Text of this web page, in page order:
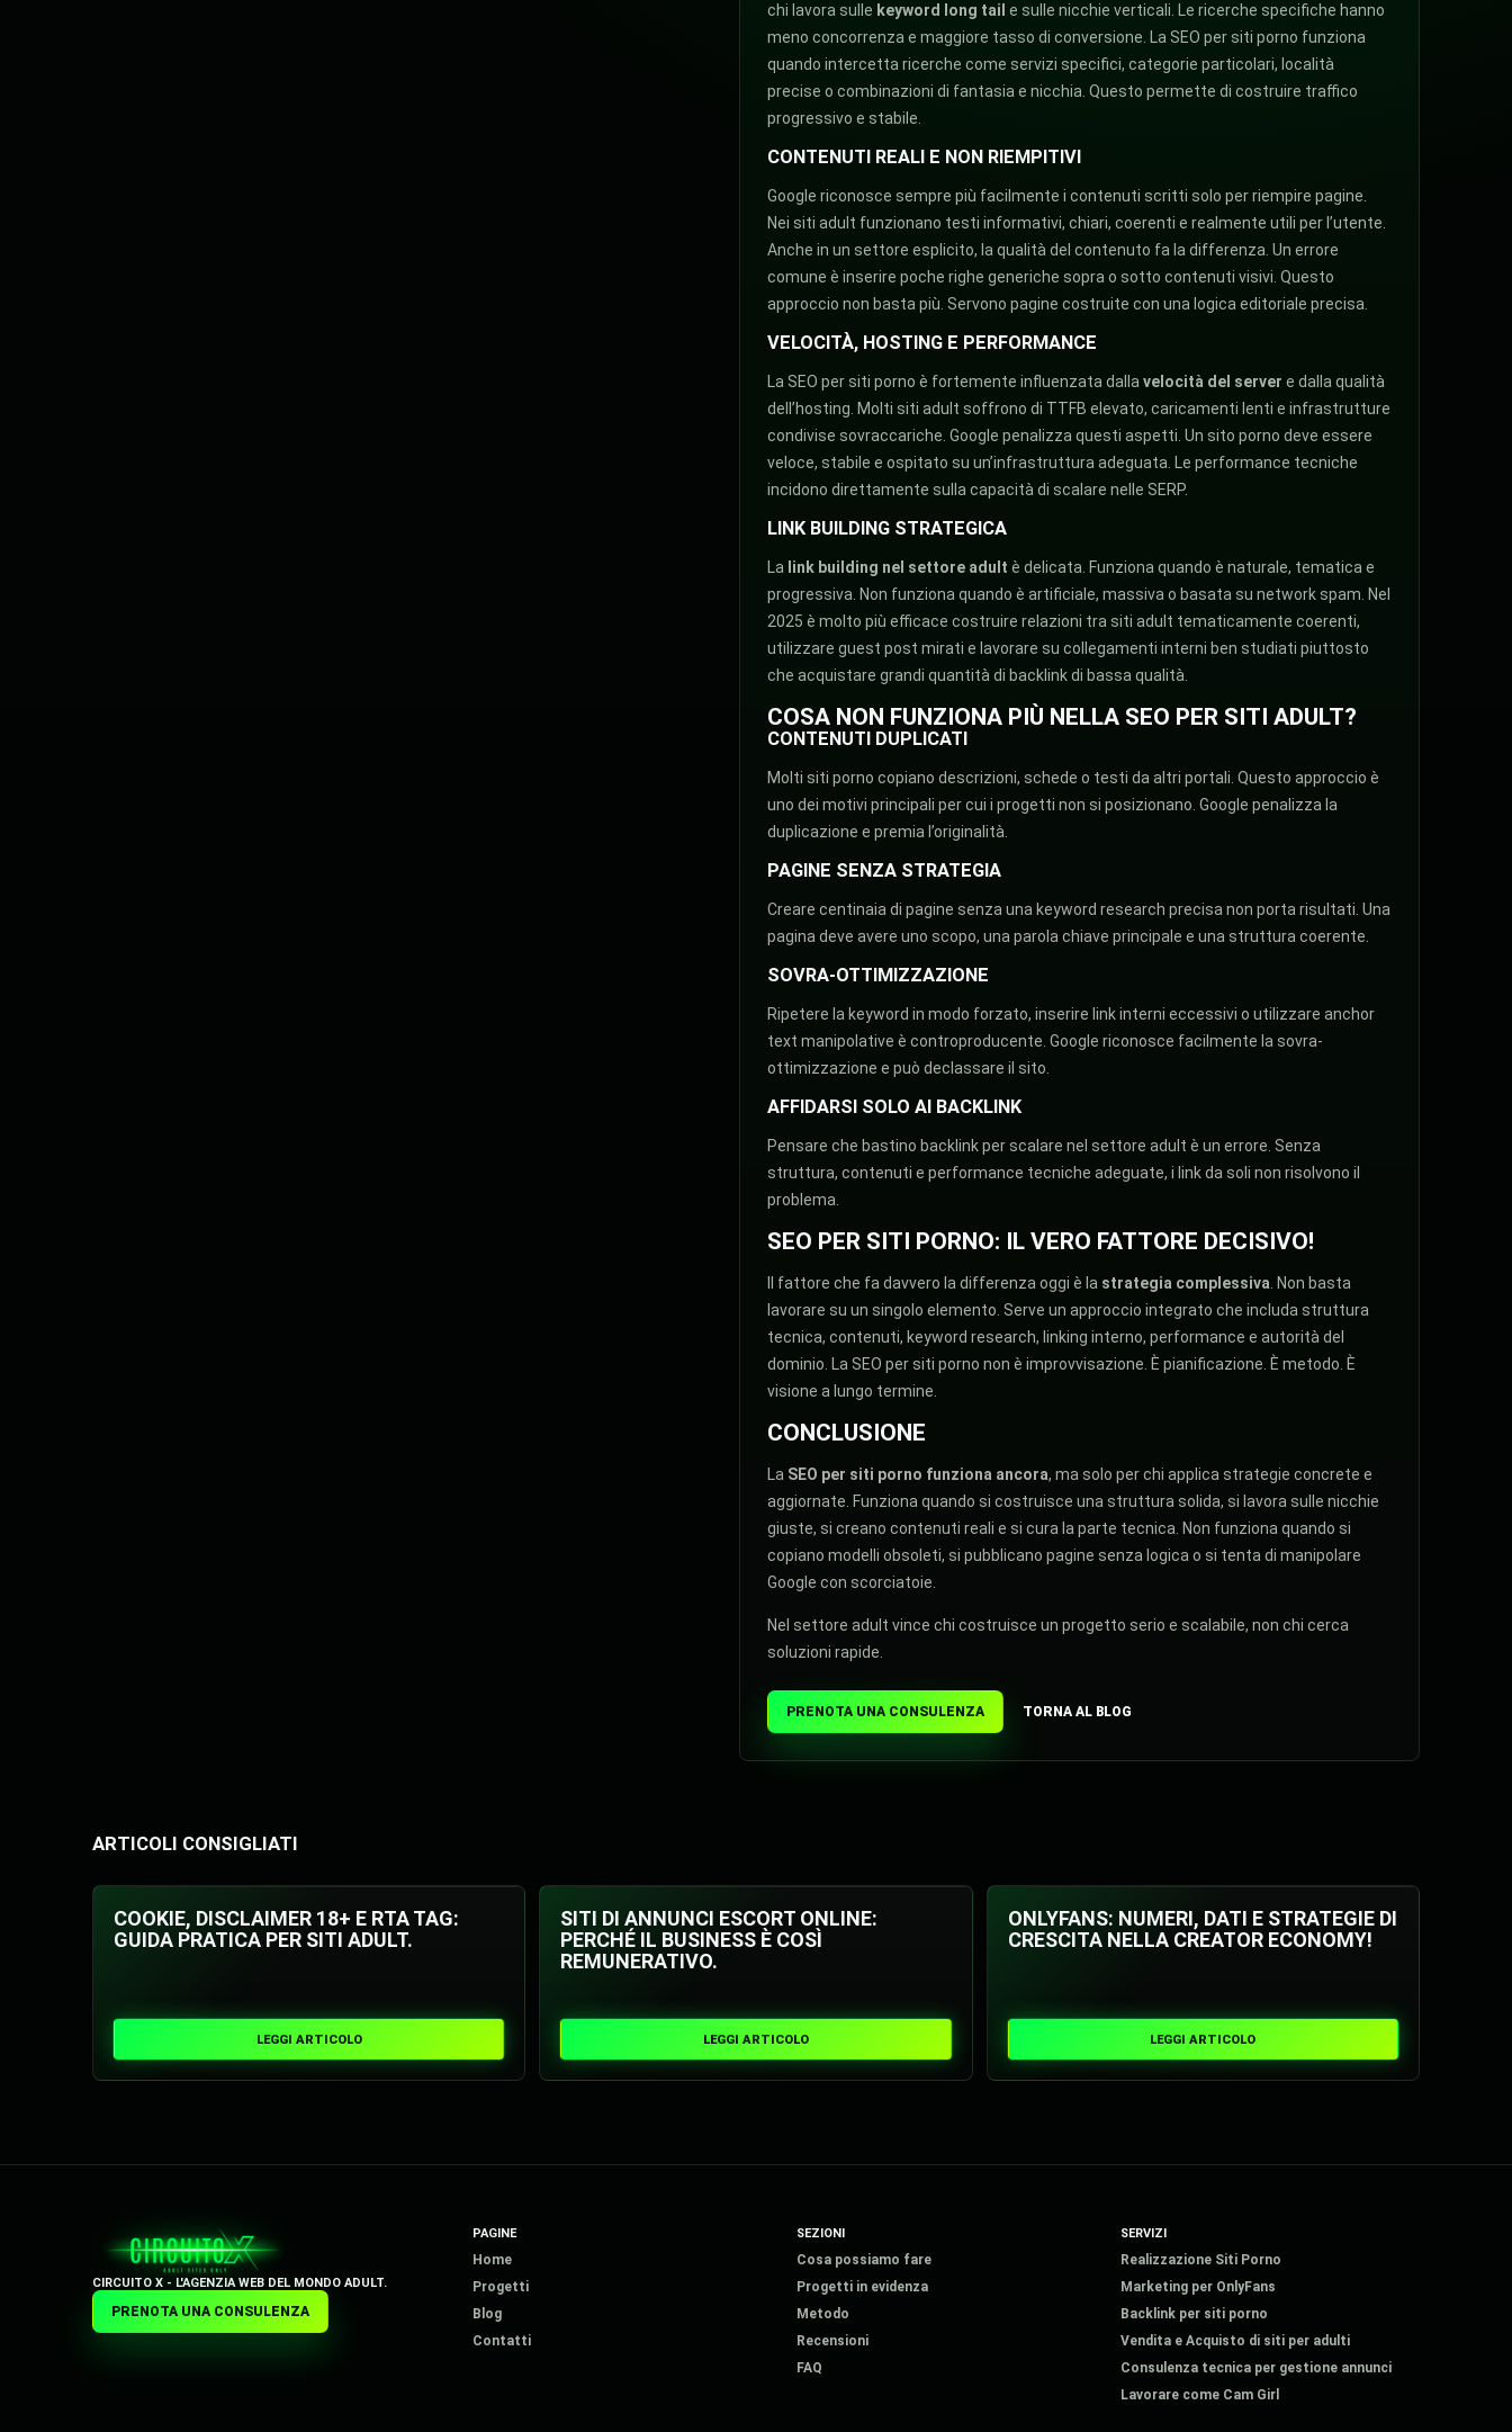
chi lavora sulle keyword long tail e sulle nicchie verticali. Le ricerche specifiche hanno
meno concorrenza e maggiore tasso di conversione. La SEO per siti porno funziona
quando intercetta ricerche come servizi specifici, categorie particolari, località
precise o combinazioni di fantasia e nicchia. Questo permette di costruire traffico
progressivo e stabile.
CONTENUTI REALI E NON RIEMPITIVI
Google riconosce sempre più facilmente i contenuti scritti solo per riempire pagine.
Nei siti adult funzionano testi informativi, chiari, coerenti e realmente utili per l’utente.
Anche in un settore esplicito, la qualità del contenuto fa la differenza. Un errore
comune è inserire poche righe generiche sopra o sotto contenuti visivi. Questo
approccio non basta più. Servono pagine costruite con una logica editoriale precisa.
VELOCITÀ, HOSTING E PERFORMANCE
La SEO per siti porno è fortemente influenzata dallavelocità del server e dalla qualità
dell’hosting. Molti siti adult soffrono di TTFB elevato, caricamenti lenti e infrastrutture
condivise sovraccariche. Google penalizza questi aspetti. Un sito porno deve essere
veloce, stabile e ospitato su un’infrastruttura adeguata. Le performance tecniche
incidono direttamente sulla capacità di scalare nelle SERP.
LINK BUILDING STRATEGICA
La link building nel settore adult è delicata. Funziona quando è naturale, tematica e
progressiva. Non funziona quando è artificiale, massiva o basata su network spam. Nel
2025 è molto più efficace costruire relazioni tra siti adult tematicamente coerenti,
utilizzare guest post mirati e lavorare su collegamenti interni ben studiati piuttosto
che acquistare grandi quantità di backlink di bassa qualità.
COSA NON FUNZIONA PIÙ NELLA SEO PER SITI ADULT?
CONTENUTI DUPLICATI
Molti siti porno copiano descrizioni, schede o testi da altri portali. Questo approccio è
uno dei motivi principali per cui i progetti non si posizionano. Google penalizza la
duplicazione e premia l’originalità.
PAGINE SENZA STRATEGIA
Creare centinaia di pagine senza una keyword research precisa non porta risultati. Una
pagina deve avere uno scopo, una parola chiave principale e una struttura coerente.
SOVRA-OTTIMIZZAZIONE
Ripetere la keyword in modo forzato, inserire link interni eccessivi o utilizzare anchor
text manipolative è controproducente. Google riconosce facilmente la sovra-
ottimizzazione e può declassare il sito.
AFFIDARSI SOLO AI BACKLINK
Pensare che bastino backlink per scalare nel settore adult è un errore. Senza
struttura, contenuti e performance tecniche adeguate, i link da soli non risolvono il
problema.
SEO PER SITI PORNO: IL VERO FATTORE DECISIVO!
Il fattore che fa davvero la differenza oggi è la strategia complessiva . Non basta
lavorare su un singolo elemento. Serve un approccio integrato che includa struttura
tecnica, contenuti, keyword research, linking interno, performance e autorità del
dominio. La SEO per siti porno non è improvvisazione. È pianificazione. È metodo. È
visione a lungo termine.
CONCLUSIONE
La SEO per siti porno funziona ancora, ma solo per chi applica strategie concrete e
aggiornate. Funziona quando si costruisce una struttura solida, si lavora sulle nicchie
giuste, si creano contenuti reali e si cura la parte tecnica. Non funziona quando si
copiano modelli obsoleti, si pubblicano pagine senza logica o si tenta di manipolare
Google con scorciatoie.
Nel settore adult vince chi costruisce un progetto serio e scalabile, non chi cerca
soluzioni rapide.
PRENOTA UNA CONSULENZA TORNA AL BLOG
ARTICOLI CONSIGLIATI
COOKIE, DISCLAIMER 18+ E RTA TAG:
GUIDA PRATICA PER SITI ADULT.
LEGGI ARTICOLO
SITI DI ANNUNCI ESCORT ONLINE:
PERCHÉ IL BUSINESS È COSÌ
REMUNERATIVO.
LEGGI ARTICOLO
ONLYFANS: NUMERI, DATI E STRATEGIE DI
CRESCITA NELLA CREATOR ECONOMY!
LEGGI ARTICOLO
CIRCUITO X - L'AGENZIA WEB DEL MONDO ADULT.
PRENOTA UNA CONSULENZA
PAGINE
Home
Progetti
Blog
Contatti
SEZIONI
Cosa possiamo fare
Progetti in evidenza
Metodo
Recensioni
FAQ
SERVIZI
Realizzazione Siti Porno
Marketing per OnlyFans
Backlink per siti porno
Vendita e Acquisto di siti per adulti
Consulenza tecnica per gestione annunci
Lavorare come Cam Girl